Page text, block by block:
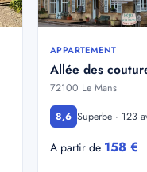
APPARTEMENT
Allée des
72100 Le Mans
8,6 Superbe · 123
A partir de 158 €